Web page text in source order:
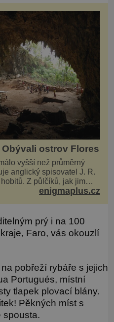
ostrov Flores
vyšší než průměrný
anglický spisovatel J. R.
jak jim
hrdiny svých slavných
enigmaplus.cz
prý i na 100
Faro, vás okouzlí
pobřeží rybáře s jejich
Portugués, místní
tlapek plovací blány.
Pěkných míst s
spousta.